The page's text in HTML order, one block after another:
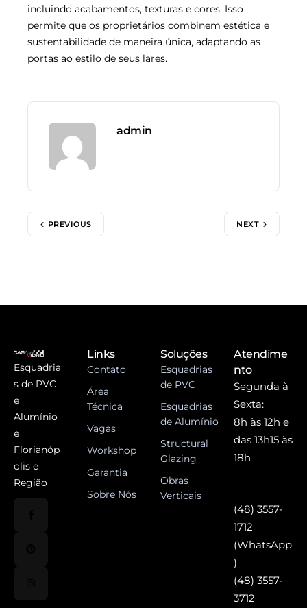
incluindo acabamentos, texturas e cores. Isso
permite que os proprietários combinem estética e
sustentabilidade de maneira única, adaptando as
portas ao estilo de seus lares.
admin
PREVIOUS NEXT
Esquadria
s de PVC
e
Alumínio
e
Florianóp
olis e
Região
Links
Contato
Área
Técnica
Vagas
Workshop
Garantia
Sobre Nós
Soluções
Esquadrias
de PVC
Esquadrias
de Alumínio
Structural
Glazing
Obras
Verticais
Atendime
nto
Segunda à
Sexta:
8h às 12h e
das 13h15 às
18h
(48) 3557-
1712
(WhatsApp
)
(48) 3557-
3712